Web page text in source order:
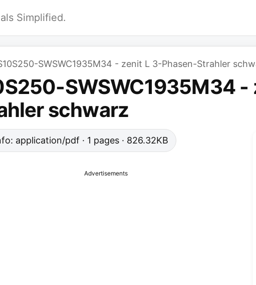
Simplified.
SWSWC1935M34 - zenit L 3-Phasen-Strahler
SWSWC1935M34
schwarz
application/pdf · 1 pages · 826.32KB
Advertisements